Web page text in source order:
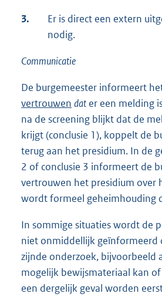
3.
Er is direct een extern
nodig.
Communicatie
De burgemeester informeert
vertrouwen dat er een melding
na de screening blijkt dat de
krijgt (conclusie 1), koppelt de
terug aan het presidium. In de
2 of conclusie 3 informeert de
vertrouwen het presidium over
wordt formeel geheimhouding
In sommige situaties wordt de
niet onmiddellijk geïnformeerd
zijnde onderzoek, bijvoorbeeld
mogelijk bewijsmateriaal kan
een dergelijk geval worden